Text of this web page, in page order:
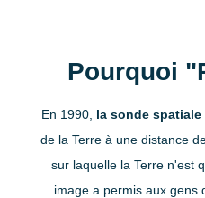
Pourquoi
En 1990, la sonde spatiale
de la Terre à une distance
sur laquelle la Terre n'est
image a permis aux gens